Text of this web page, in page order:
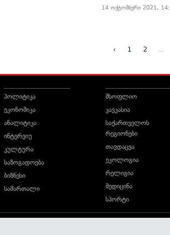
14 ოქტომბერი 2021,
‹ 1 2
პოლიტიკა
ეკონომიკა
ანალიტიკა
ინტერვიუ
კულტურა
საზოგადოება
ბიზნესი
სამართალი
მსოფლიო
კავკასია
საქართველოს
რეგიონები
თავდაცვა
ეკოლოგია
რელიგია
მედიცინა
სპორტი